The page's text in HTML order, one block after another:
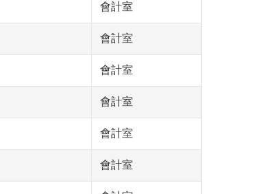
會計室
會計室
會計室
會計室
會計室
會計室